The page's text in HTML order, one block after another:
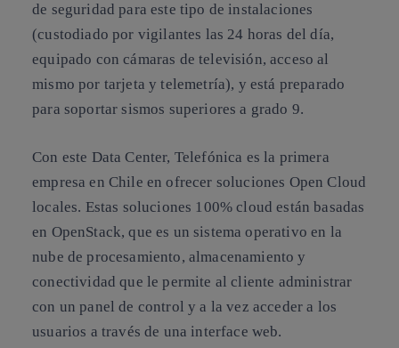
de seguridad para este tipo de instalaciones
(custodiado por vigilantes las 24 horas del día,
equipado con cámaras de televisión, acceso al
mismo por tarjeta y telemetría), y está preparado
para soportar sismos superiores a grado 9.
Con este Data Center, Telefónica es la primera
empresa en Chile en ofrecer soluciones Open Cloud
locales. Estas soluciones 100% cloud están basadas
en OpenStack, que es un sistema operativo en la
nube de procesamiento, almacenamiento y
conectividad que le permite al cliente administrar
con un panel de control y a la vez acceder a los
usuarios a través de una interface web.